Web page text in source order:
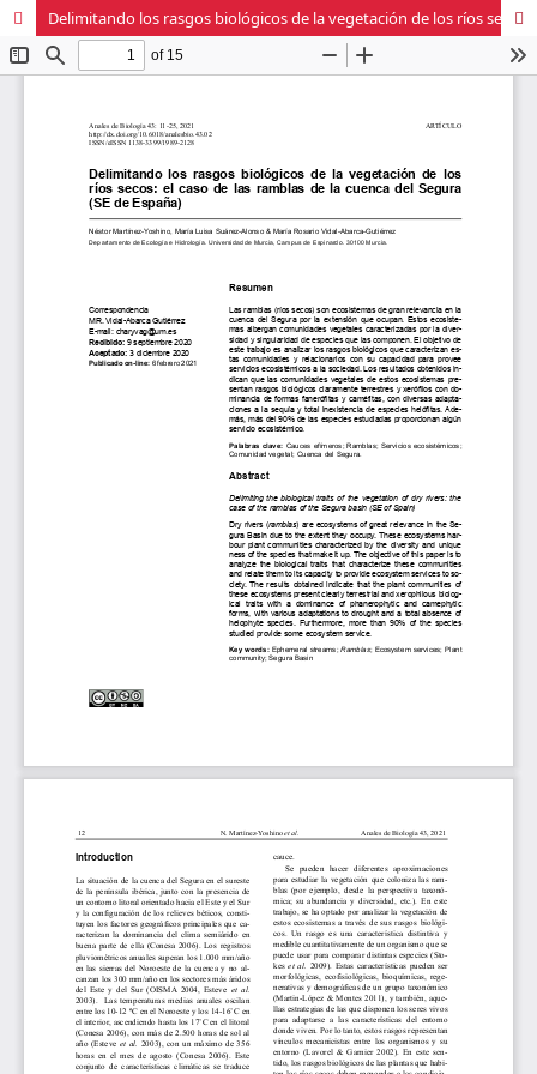
Delimitando los rasgos biológicos de la vegetación de los ríos secos: el caso de las ramblas de la cuenca del Segura (SE de España)